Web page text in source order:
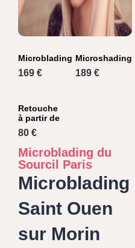
Microblading
169 €
Microshading
189 €
Retouche
à partir de
80 €
Microblading du
Sourcil Paris
Microblading
Saint Ouen
sur Morin